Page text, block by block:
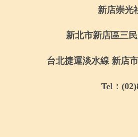
新店崇光
新北市新店區三
台北捷運淡水線 新店
Tel ：